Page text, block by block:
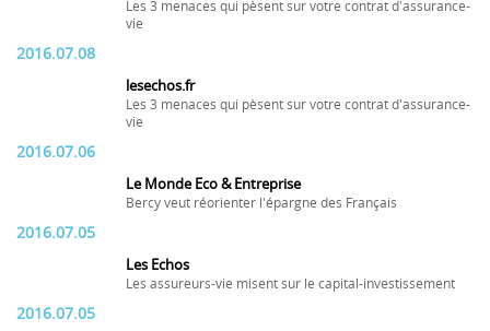
Les 3 menaces qui pèsent sur votre contrat d'assurance-
vie
2016.07.08
lesechos.fr
Les 3 menaces qui pèsent sur votre contrat d'assurance-
vie
2016.07.06
Le Monde Eco & Entreprise
Bercy veut réorienter l'épargne des Français
2016.07.05
Les Echos
Les assureurs-vie misent sur le capital-investissement
2016.07.05